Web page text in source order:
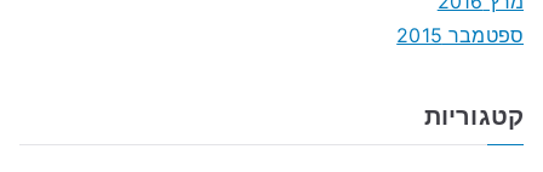
ספטמבר 2015
קטגוריות